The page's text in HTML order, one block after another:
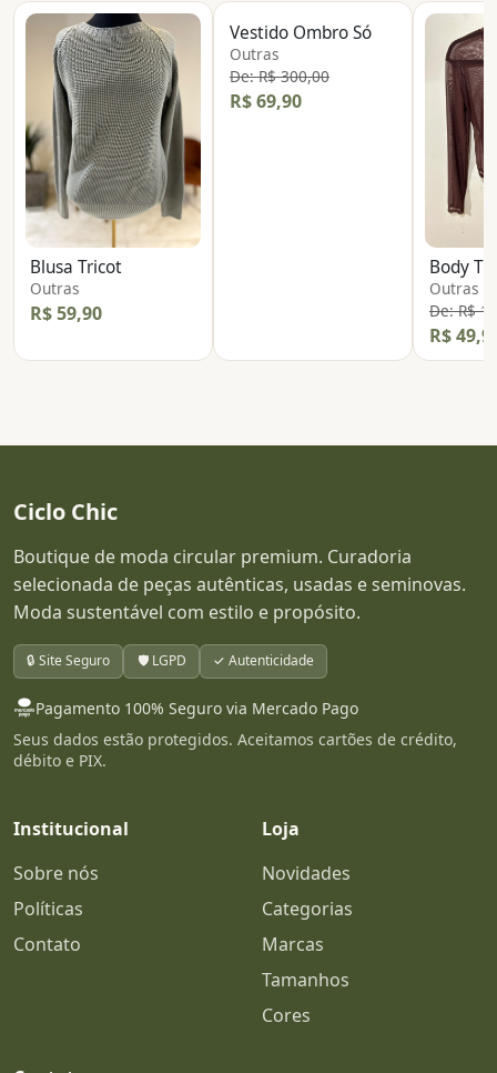
Blusa Tricot
Outras
R$ 59,90
Vestido Ombro Só
Outras
De: R$ 300,00
R$ 69,90
Body
Outras
De: R$
R$
Ciclo Chic
Boutique de moda circular premium. Curadoria
selecionada de peças autênticas, usadas e seminovas.
Moda sustentável com estilo e propósito.
🔒 Site Seguro 🛡️ LGPD ✓ Autenticidade
Pagamento 100% Seguro via Mercado Pago
Seus dados estão protegidos. Aceitamos cartões de crédito,
débito e PIX.
Institucional
Sobre nós
Políticas
Contato
Loja
Novidades
Categorias
Marcas
Tamanhos
Cores